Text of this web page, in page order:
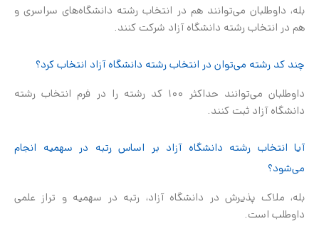
بله، داوطلبان می‌توانند هم در انتخاب رشته دانشگاه‌های سراسری و
هم در انتخاب رشته دانشگاه آزاد شرکت کنند.
چند کد رشته می‌توان در انتخاب رشته دانشگاه آزاد انتخاب کرد؟
داوطلبان می‌توانند حداکثر ۱۰۰ کد رشته را در فرم انتخاب رشته
دانشگاه آزاد ثبت کنند.
آیا انتخاب رشته دانشگاه آزاد بر اساس رتبه در سهمیه انجام
می‌شود؟
بله، ملاک پذیرش در دانشگاه آزاد، رتبه در سهمیه و تراز علمی
داوطلب است.